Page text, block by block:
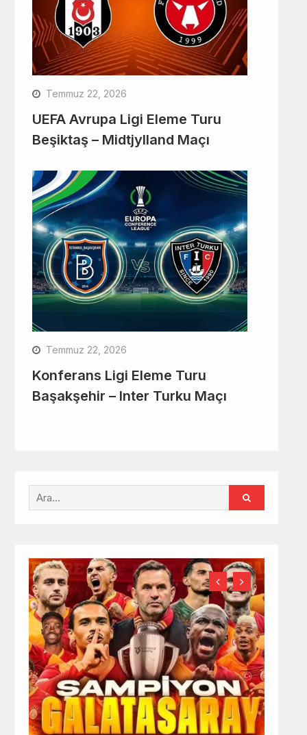
Temmuz 22, 2026
UEFA Avrupa Ligi Eleme Turu
Beşiktaş – Midtjylland Maçı
Temmuz 22, 2026
Konferans Ligi Eleme Turu
Başakşehir – Inter Turku Maçı